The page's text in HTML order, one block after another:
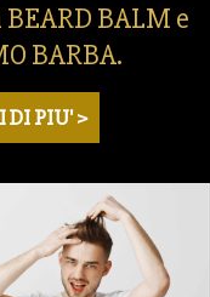
BALM e
BARBA.
DI PIU' >